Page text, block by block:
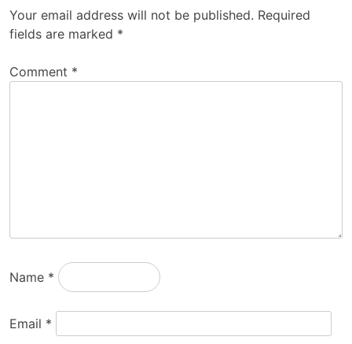
Your email address will not be published. Required
fields are marked *
Comment *
Name *
Email *